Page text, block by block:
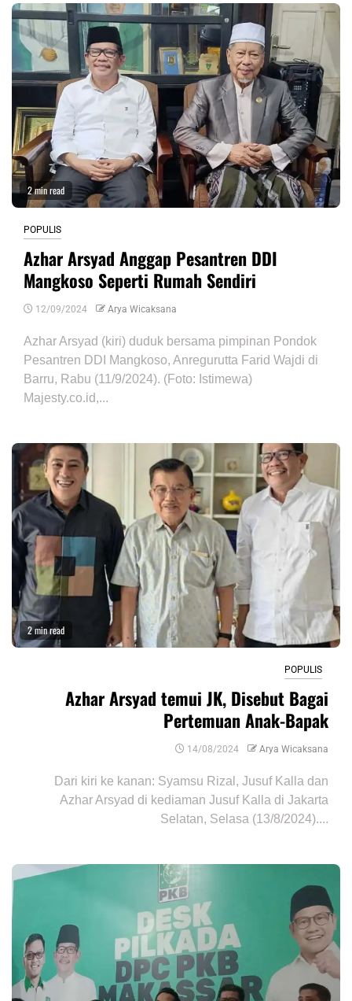
2 min read
POPULIS
Azhar Arsyad Anggap Pesantren DDI
Mangkoso Seperti Rumah Sendiri
12/09/2024 Arya Wicaksana
Azhar Arsyad (kiri) duduk bersama pimpinan Pondok
Pesantren DDI Mangkoso, Anregurutta Farid Wajdi di
Barru, Rabu (11/9/2024). (Foto: Istimewa)
Majesty.co.id,...
2 min read
POPULIS
Azhar Arsyad temui JK, Disebut Bagai
Pertemuan Anak-Bapak
14/08/2024 Arya Wicaksana
Dari kiri ke kanan: Syamsu Rizal, Jusuf Kalla dan
Azhar Arsyad di kediaman Jusuf Kalla di Jakarta
Selatan, Selasa (13/8/2024)....